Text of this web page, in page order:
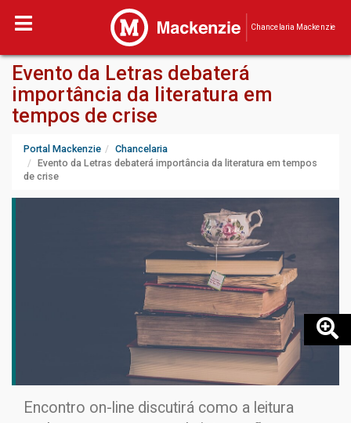
Chancelaria Mackenzie
Evento da Letras debaterá
importância da literatura em
tempos de crise
Portal Mackenzie
Chancelaria
Evento da Letras debaterá importância da literatura em tempos
de crise
Encontro on-line discutirá como a leitura